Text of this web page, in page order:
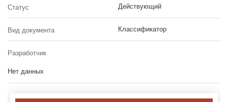
Статус Действующий
Вид документа Классификатор
Разработчик
Нет данных